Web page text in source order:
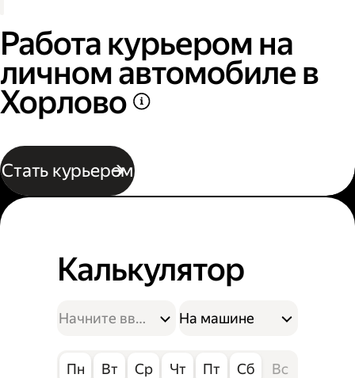
Работа курьером на
личном автомобиле в
Хорлово
Стать курьером
Калькулятор
На машине
Пн Вт Ср Чт Пт Сб Вс